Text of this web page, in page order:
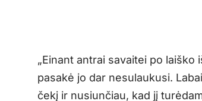
„Einant antrai savaitei po
pasakė jo dar nesulaukusi.
čekį ir nusiunčiau, kad jį